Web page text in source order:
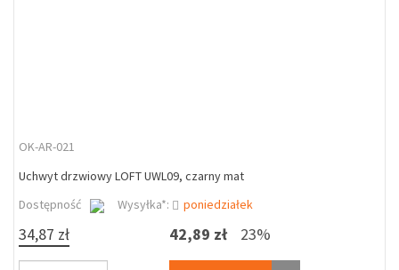
OK-AR-021
Uchwyt drzwiowy LOFT UWL09, czarny mat
Dostępność
Wysyłka*: poniedziałek
34,87 zł 42,89 zł 23%